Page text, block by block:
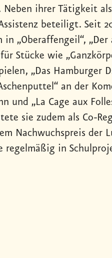
Neben ihrer Tätigkeit
beteiligt. Seit
„Oberaffengeil“, „Der
Stücke wie
„Das Hamburger
an der
und „La Cage aux
sie zudem als Co-
Nachwuchspreis der
regelmäßig in